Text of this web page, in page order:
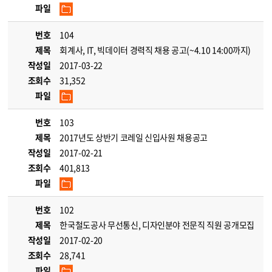
파일
번호
104
제목
회계사, IT, 빅데이터 경력직 채용 공고(~4.10 14:00까지)
작성일
2017-03-22
조회수
31,352
파일
번호
103
제목
2017년도 상반기 코레일 신입사원 채용공고
작성일
2017-02-21
조회수
401,813
파일
번호
102
제목
한국철도공사 무선통신, 디자인분야 전문직 직원 공개모집
작성일
2017-02-20
조회수
28,741